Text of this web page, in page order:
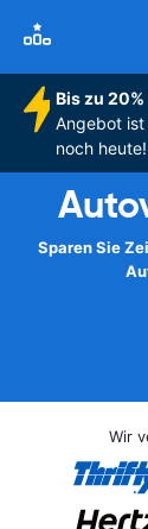
Bis zu
Angebot ist
noch heute!
Sparen Sie
Wir